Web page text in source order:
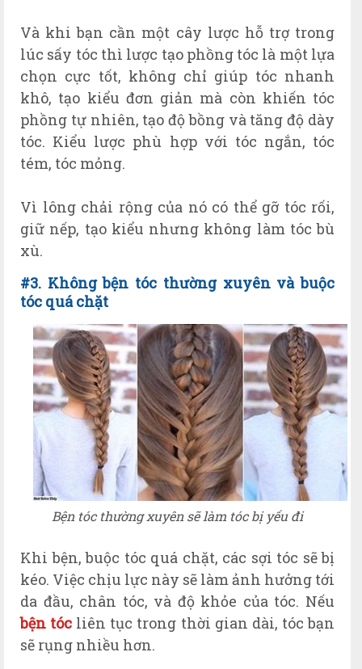
Và khi bạn cần một cây lược hỗ trợ trong
lúc sấy tóc thì lược tạo phồng tóc là một lựa
chọn cực tốt, không chỉ giúp tóc nhanh
khô, tạo kiểu đơn giản mà còn khiến tóc
phồng tự nhiên, tạo độ bồng và tăng độ dày
tóc. Kiểu lược phù hợp với tóc ngắn, tóc
tém, tóc mỏng.
Vì lông chải rộng của nó có thể gỡ tóc rối,
giữ nếp, tạo kiểu nhưng không làm tóc bù
xù.
#3. Không bện tóc thường xuyên vàbuộc
tóc quá chặt
Bện tóc thường xuyên sẽ làm tóc bị yếu đi
Khi bện, buộc tóc quá chặt, các sợi tóc sẽ bị
kéo. Việc chịu lực này sẽ làm ảnh hưởng tới
da đầu, chân tóc, và độ khỏe của tóc. Nếu
bện tóc liên tục trong thời gian dài, tóc bạn
sẽ rụng nhiều hơn.